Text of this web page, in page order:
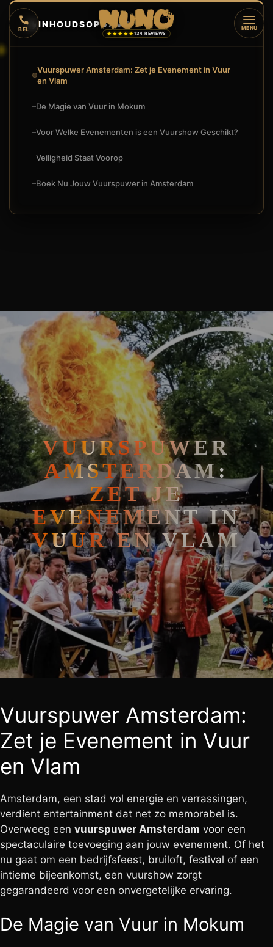
BEL
★★★★★134 REVIEWS
MENU
🐍REPTIELENSHOW
🔥INHOUDSOPGAVE ▼
Vuurspuwer Amsterdam: Zet je Evenement in Vuur
en Vlam
De Magie van Vuur in Mokum
Voor Welke Evenementen is een Vuurshow Geschikt?
Veiligheid Staat Voorop
Boek Nu Jouw Vuurspuwer in Amsterdam
VUURSPUWER
AMSTERDAM:
ZET JE
EVENEMENT IN
VUUR EN VLAM
Vuurspuwer Amsterdam:
Zet je Evenement in Vuur
en Vlam
Amsterdam, een stad vol energie en verrassingen,
verdient entertainment dat net zo memorabel is.
Overweeg een vuurspuwer Amsterdam voor een
spectaculaire toevoeging aan jouw evenement. Of het
nu gaat om een bedrijfsfeest, bruiloft, festival of een
intieme bijeenkomst, een vuurshow zorgt
gegarandeerd voor een onvergetelijke ervaring.
De Magie van Vuur in Mokum